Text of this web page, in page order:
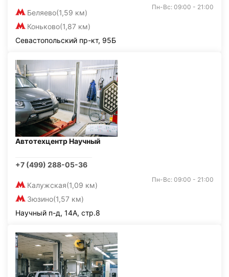
Беляево(1,59 км)
Коньково(1,87 км)
Пн-Вс: 09:00 - 21:00
Севастопольский пр-кт, 95Б
Автотехцентр Научный
+7 (499) 288-05-36
Калужская(1,09 км)
Зюзино(1,57 км)
Пн-Вс: 09:00 - 21:00
Научный п-д, 14А, стр.8